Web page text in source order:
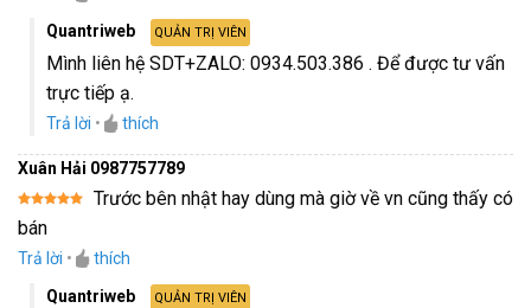
Quantriweb
QUẢN TRỊ VIÊN
Mình liên hệ SDT+ZALO: 0934.503.386 . Để được tư vấn
trực tiếp ạ.
Trả lời • thích
Xuân Hải 0987757789
Được xếp
hạng
Trước bên nhật hay dùng mà giờ về vn cũng thấy có
bán
Trả lời •
thích
Quantriweb
QUẢN TRỊ VIÊN